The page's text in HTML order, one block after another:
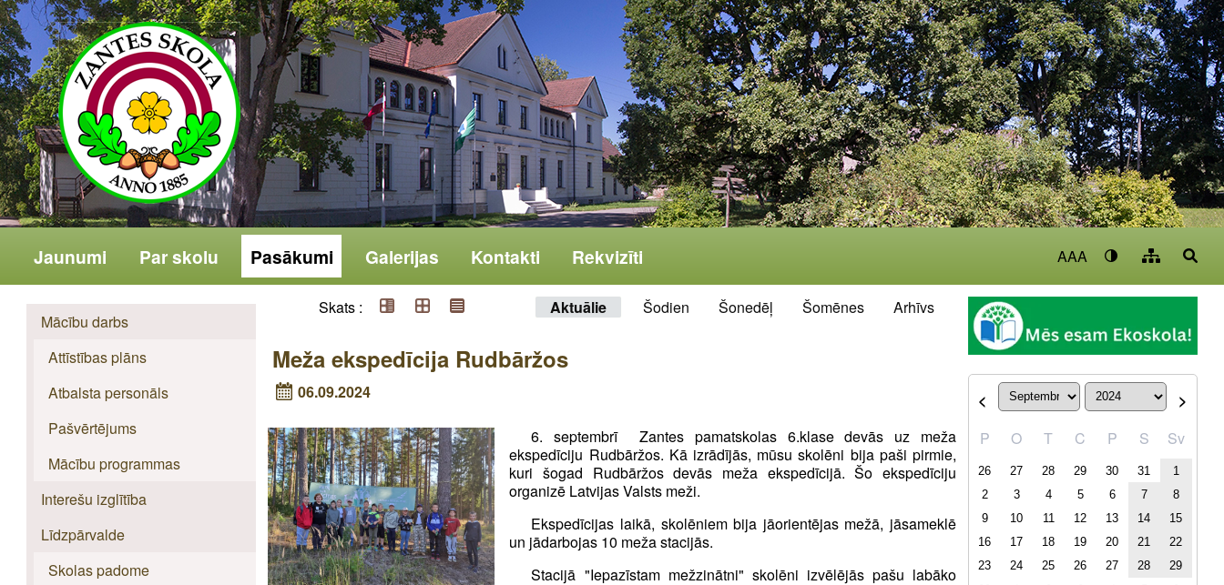
Jaunumi Par skolu Pasākumi Galerijas Kontakti Rekvizīti AAA
Mācību darbs
Attīstības plāns
Atbalsta personāls
Pašvērtējums
Mācību programmas
Interešu izglītība
Līdzpārvalde
Skolas padome
Skats : Aktuālie Šodien Šonedēļ Šomēnes Arhīvs
Meža ekspedīcija Rudbāržos
06.09.2024
6. septembrī Zantes pamatskolas 6.klase devās uz meža
ekspedīciju Rudbāržos. Kā izrādījās, mūsu skolēni bija paši pirmie,
kuri šogad Rudbāržos devās meža ekspedīcijā. Šo ekspedīciju
organizē Latvijas Valsts meži.
Ekspedīcijas laikā, skolēniem bija jāorientējas mežā, jāsameklē
un jādarbojas 10 meža stacijās.
Stacijā "Iepazīstam mežzinātni" skolēni izvēlējās pašu labāko
<
>
P
O T C P S Sv
26 27 28 29 30 31
1
2
3 4 5 6 7
8
9
10 11 12 13 14
15
16
17 18 19 20 21
22
23
24 25 26 27 28
29